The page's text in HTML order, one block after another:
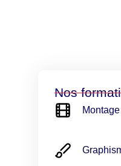
Nos